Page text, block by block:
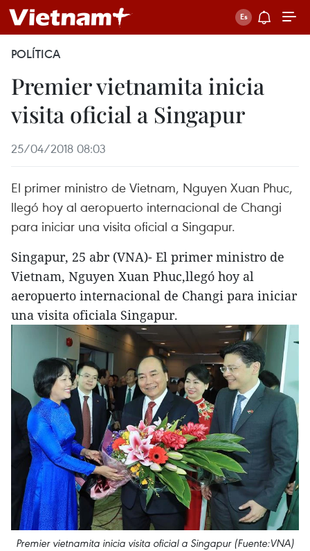
POLÍTICA
Premier vietnamita inicia
visita oficial a Singapur
25/04/2018 08:03
El primer ministro de Vietnam, Nguyen Xuan Phuc,
llegó hoy al aeropuerto internacional de Changi
para iniciar una visita oficial a Singapur.
Singapur, 25 abr (VNA)- El primer ministro de
Vietnam, Nguyen Xuan Phuc,llegó hoy al
aeropuerto internacional de Changi para iniciar
una visita oficiala Singapur.
Premier vietnamita inicia visita oficial a Singapur (Fuente:VNA)